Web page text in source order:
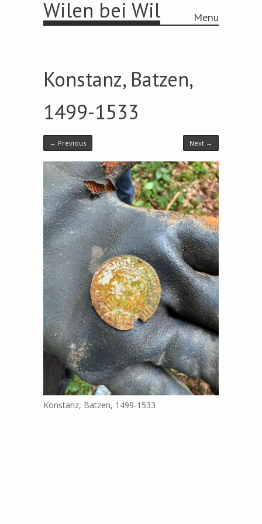
Wilen bei Wil Menu
Konstanz, Batzen,
1499-1533
← Previous Next →
Konstanz, Batzen, 1499-1533